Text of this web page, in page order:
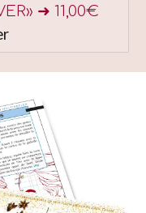
➜ 11,00€